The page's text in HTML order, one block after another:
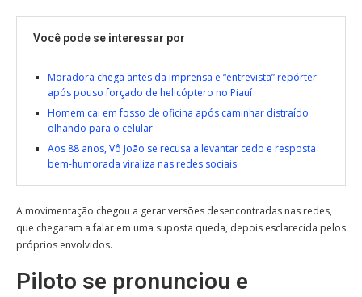
Você pode se interessar por
Moradora chega antes da imprensa e “entrevista” repórter
após pouso forçado de helicóptero no Piauí
Homem cai em fosso de oficina após caminhar distraído
olhando para o celular
Aos 88 anos, Vô João se recusa a levantar cedo e resposta
bem-humorada viraliza nas redes sociais
A movimentação chegou a gerar versões desencontradas nas redes,
que chegaram a falar em uma suposta queda, depois esclarecida pelos
próprios envolvidos.
Piloto se pronunciou e